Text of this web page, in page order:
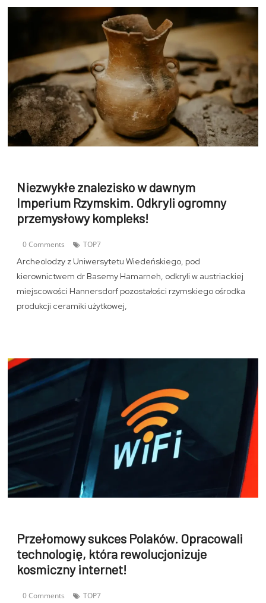
Niezwykłe znalezisko w dawnym
Imperium Rzymskim. Odkryli ogromny
przemysłowy kompleks!
0 Comments TOP7
Archeolodzy z Uniwersytetu Wiedeńskiego, pod
kierownictwem dr Basemy Hamarneh, odkryli w austriackiej
miejscowości Hannersdorf pozostałości rzymskiego ośrodka
produkcji ceramiki użytkowej,
Przełomowy sukces Polaków. Opracowali
technologię, która rewolucjonizuje
kosmiczny internet!
0 Comments TOP7